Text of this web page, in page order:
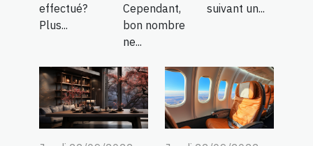
effectué?
Plus...
Cependant,
bon nombre
ne...
suivant un...